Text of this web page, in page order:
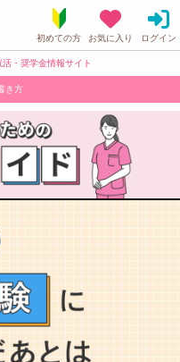
・奨学金情報サイト
き方